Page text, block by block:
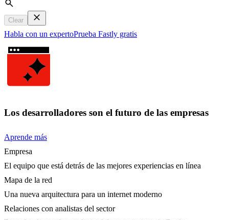
Search
Clear
Habla con un expertoPrueba Fastly gratis
Los desarrolladores son el futuro de las empresas
Aprende más
Empresa
El equipo que está detrás de las mejores experiencias en línea
Mapa de la red
Una nueva arquitectura para un internet moderno
Relaciones con analistas del sector